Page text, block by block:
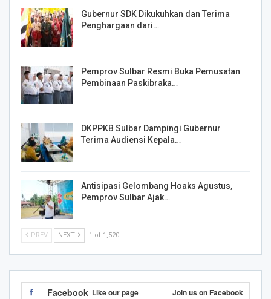
Gubernur SDK Dikukuhkan dan Terima
Penghargaan dari…
Pemprov Sulbar Resmi Buka Pemusatan
Pembinaan Paskibraka…
DKPPKB Sulbar Dampingi Gubernur
Terima Audiensi Kepala…
Antisipasi Gelombang Hoaks Agustus,
Pemprov Sulbar Ajak…
PREV NEXT 1 of 1,520
Facebook Like our page Join us on Facebook